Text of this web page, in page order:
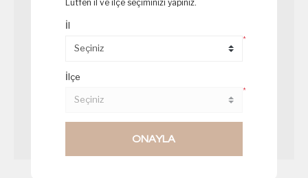
Lütfen il ve ilçe seçiminizi yapınız.
İl
*
İlçe
*
ONAYLA